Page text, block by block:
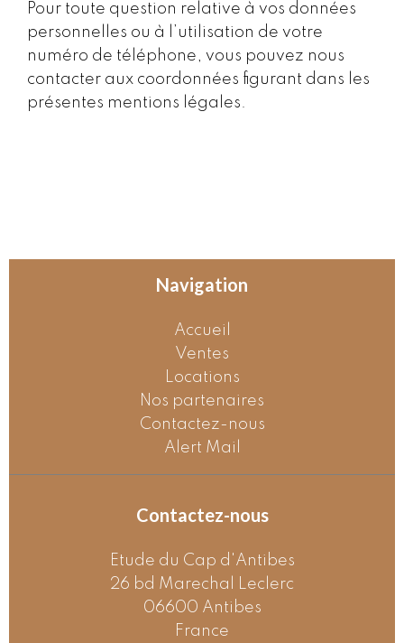
Pour toute question relative à vos données
personnelles ou à l’utilisation de votre
numéro de téléphone, vous pouvez nous
contacter aux coordonnées figurant dans les
présentes mentions légales.
Navigation
Accueil
Ventes
Locations
Nos partenaires
Contactez-nous
Alert Mail
Contactez-nous
Etude du Cap d'Antibes
26 bd Marechal Leclerc
06600 Antibes
France